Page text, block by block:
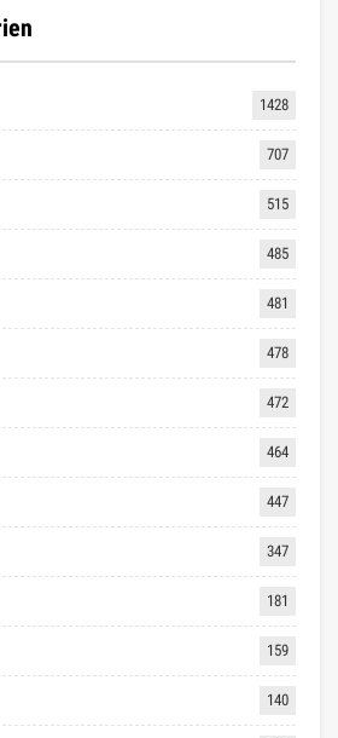
1428
707
515
485
481
478
472
464
447
347
181
159
140